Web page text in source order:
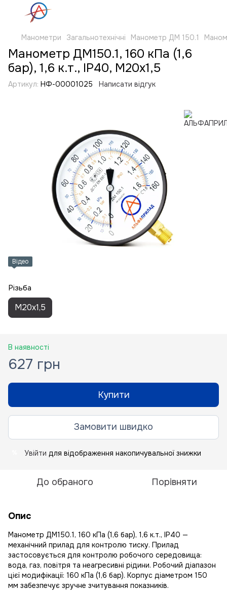
Манометри Загальнотехнічні Манометр ДМ 150.1
Манометр ДМ150.1, 160 кПа (1,6
бар), 1,6 к.т., IP40, М20х1,5
Артикул: НФ-00001025 Написати відгук
Відео
Різьба
M20x1,5
В наявності
627 грн
Купити
Замовити швидко
Увійти для відображення накопичувальної знижки
До обраного Порівняти
Опис
Манометр ДМ150.1, 160 кПа (1,6 бар), 1,6 к.т., IP40 —
механічний прилад для контролю тиску. Прилад
застосовується для контролю робочого середовища:
вода, газ, повітря та неагресивні рідини. Робочий діапазон
цієї модифікації: 160 кПа (1,6 бар). Корпус діаметром 150
мм забезпечує зручне зчитування показників.